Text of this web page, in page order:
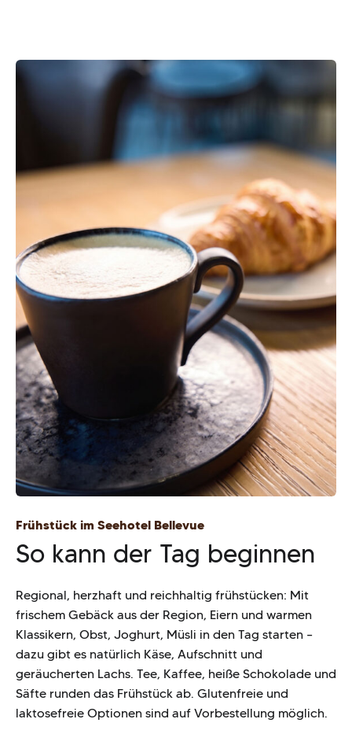
Frühstück im Seehotel Bellevue
So kann der Tag beginnen
Regional, herzhaft und reichhaltig frühstücken: Mit
frischem Gebäck aus der Region, Eiern und warmen
Klassikern, Obst, Joghurt, Müsli in den Tag starten –
dazu gibt es natürlich Käse, Aufschnitt und
geräucherten Lachs. Tee, Kaffee, heiße Schokolade und
Säfte runden das Frühstück ab. Glutenfreie und
laktosefreie Optionen sind auf Vorbestellung möglich.